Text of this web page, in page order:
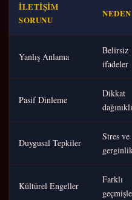
İLETIŞIM
SORUNU
NEDEN
Yanlış Anlama
Belirsiz
ifadeler
Pasif Dinleme
Dikkat
Duygusal Tepkiler
Stres ve
Kültürel Engeller
Farklı